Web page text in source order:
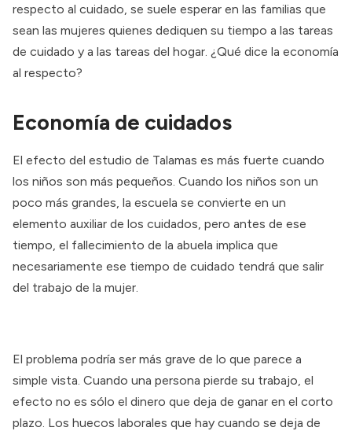
respecto al cuidado, se suele esperar en las familias que
sean las mujeres quienes dediquen su tiempo a las tareas
de cuidado y a las tareas del hogar. ¿Qué dice la economía
al respecto?
Economía de cuidados
El efecto del estudio de Talamas es más fuerte cuando
los niños son más pequeños. Cuando los niños son un
poco más grandes, la escuela se convierte en un
elemento auxiliar de los cuidados, pero antes de ese
tiempo, el fallecimiento de la abuela implica que
necesariamente ese tiempo de cuidado tendrá que salir
del trabajo de la mujer.
El problema podría ser más grave de lo que parece a
simple vista. Cuando una persona pierde su trabajo, el
efecto no es sólo el dinero que deja de ganar en el corto
plazo. Los huecos laborales que hay cuando se deja de